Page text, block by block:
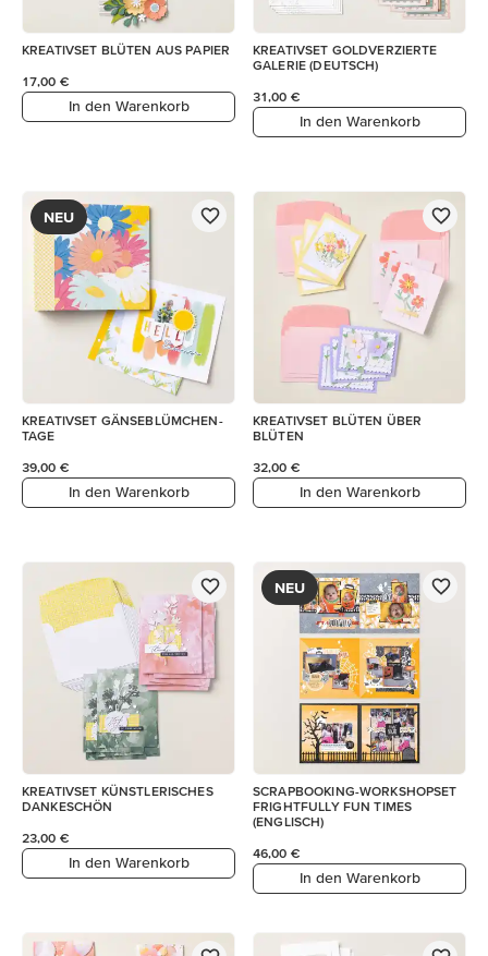
KREATIVSET BLÜTEN AUS PAPIER
17,00 €
In den Warenkorb
KREATIVSET GOLDVERZIERTE
GALERIE (DEUTSCH)
31,00 €
In den Warenkorb
NEU
KREATIVSET GÄNSEBLÜMCHEN-
TAGE
39,00 €
In den Warenkorb
KREATIVSET BLÜTEN ÜBER
BLÜTEN
32,00 €
In den Warenkorb
KREATIVSET KÜNSTLERISCHES
DANKESCHÖN
23,00 €
In den Warenkorb
NEU
SCRAPBOOKING-WORKSHOPSET
FRIGHTFULLY FUN TIMES
(ENGLISCH)
46,00 €
In den Warenkorb